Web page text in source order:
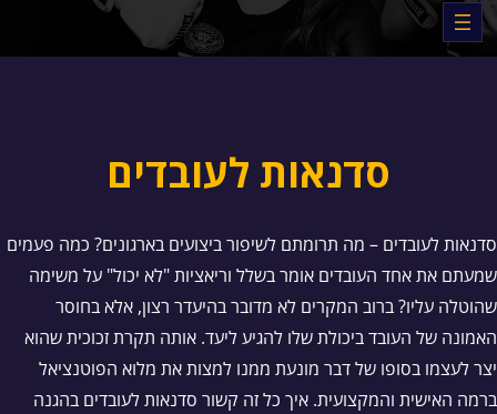
סדנאות לעובדים
סדנאות לעובדים – מה תרומתם לשיפור ביצועים בארגונים? כמה פעמים
שמעתם את אחד העובדים אומר בשלל וריאציות "לא יכול" על משימה
שהוטלה עליו? ברוב המקרים לא מדובר בהיעדר רצון, אלא בחוסר
האמונה של העובד ביכולת שלו להגיע ליעד. אותה תקרת זכוכית שהוא
יצר לעצמו בסופו של דבר מונעת ממנו למצות את מלוא הפוטנציאל
ברמה האישית והמקצועית. איך כל זה קשור סדנאות לעובדים בהגנה